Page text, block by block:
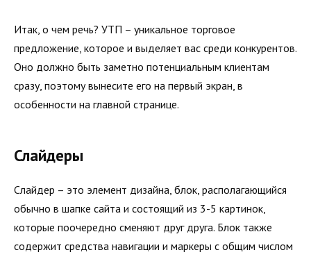
Итак, о чем речь? УТП – уникальное торговое
предложение, которое и выделяет вас среди конкурентов.
Оно должно быть заметно потенциальным клиентам
сразу, поэтому вынесите его на первый экран, в
особенности на главной странице.
Слайдеры
Слайдер – это элемент дизайна, блок, располагающийся
обычно в шапке сайта и состоящий из 3-5 картинок,
которые поочередно сменяют друг друга. Блок также
содержит средства навигации и маркеры с общим числом